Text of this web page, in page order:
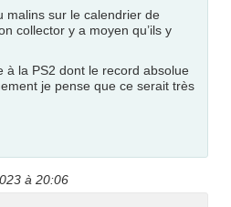
malins sur le calendrier de
collector y a moyen qu’ils y
à la PS2 dont le record absolue
je pense que ce serait très
à 20:06